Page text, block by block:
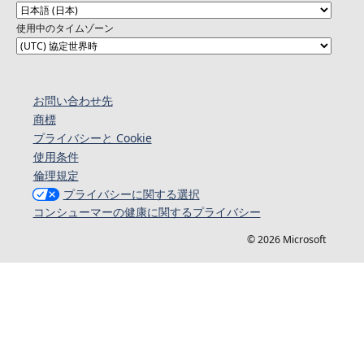
使用中のタイムゾーン
お問い合わせ先
商標
プライバシーと Cookie
使用条件
倫理規定
プライバシーに関する選択
コンシューマーの健康に関するプライバシー
© 2026 Microsoft